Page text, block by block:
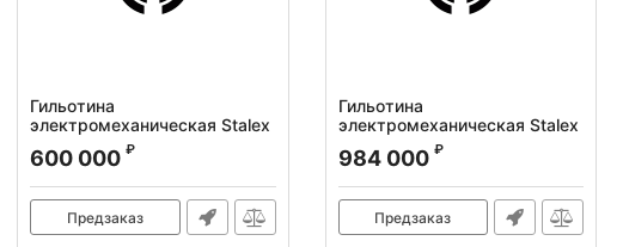
Гильотина
электромеханическая Stalex
Q11-4x1250
Артикул: 386106
600 000 ₽
Предзаказ
Гильотина
электромеханическая Stalex
Q11-4X2500
Артикул: 386007
984 000 ₽
Предзаказ